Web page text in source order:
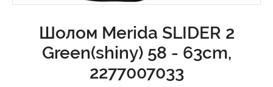
Шолом Merida SLIDER 2
Green(shiny) 58 - 63cm,
2277007033